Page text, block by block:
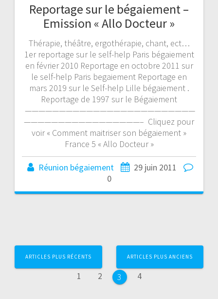
Reportage sur le bégaiement –
Emission « Allo Docteur »
Thérapie, théâtre, ergothérapie, chant, ect…
1er reportage sur le self-help Paris bégaiement
en février 2010 Reportage en octobre 2011 sur
le self-help Paris begaiement Reportage en
mars 2019 sur le Self-help Lille bégaiement .
Reportage de 1997 sur le Bégaiement
—————————————————————————
—————————————————– Cliquez pour
voir « Comment maitriser son bégaiement »
France 5 « Allo Docteur »
Réunion bégaiement
29 juin 2011
0
Navigation
au
ARTICLES PLUS RÉCENTS
Page
1 Page
2 Page
3 Page
4
ARTICLES PLUS ANCIENS